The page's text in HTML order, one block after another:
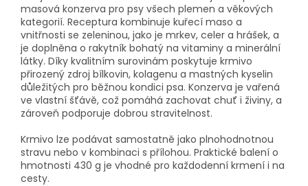
masová konzerva pro psy všech plemen a věkových
kategorií. Receptura kombinuje kuřecí maso a
vnitřnosti se zeleninou, jako je mrkev, celer a hrášek, a
je doplněna o rakytník bohatý na vitaminy a minerální
látky. Díky kvalitním surovinám poskytuje krmivo
přirozený zdroj bílkovin, kolagenu a mastných kyselin
důležitých pro běžnou kondici psa. Konzerva je vařená
ve vlastní šťávě, což pomáhá zachovat chuť i živiny, a
zároveň podporuje dobrou stravitelnost.
Krmivo lze podávat samostatně jako plnohodnotnou
stravu nebo v kombinaci s přílohou. Praktické balení o
hmotnosti 430 g je vhodné pro každodenní krmení i na
cesty.